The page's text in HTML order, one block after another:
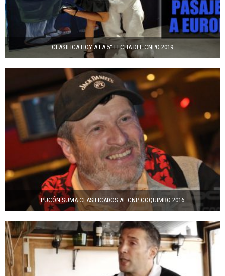
CLASIFICA HOY A LA 5° FECHA DEL CNPO 2019
PUCÓN SUMA CLASIFICADOS AL CNP COQUIMBO 2016